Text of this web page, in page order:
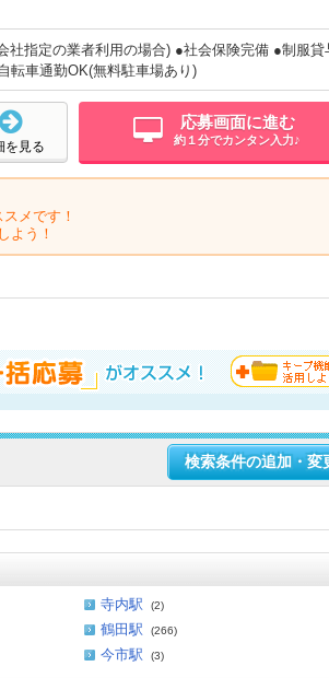
社指定の業者利用の場合) ●社会保険完備 ●制服貸
転車通勤OK(無料駐車場あり)
応募画面に進む
約１分でカンタン入力♪
を見る
スメです！
よう！
検索条件の追加・変
寺内駅 (2)
鶴田駅 (266)
今市駅 (3)